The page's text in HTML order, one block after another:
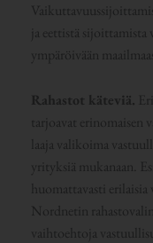
ja eettistä
ympäröivään
Rahastot käteviä.
tarjoavat erinomaisen
laaja valikoima
yrityksiä mukanaan.
huomattavasti
Nordnetin
vaihtoehtoja